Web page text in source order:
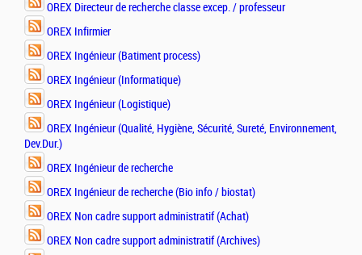
OREX Directeur de recherche classe excep. / professeur
OREX Infirmier
OREX Ingénieur (Batiment process)
OREX Ingénieur (Informatique)
OREX Ingénieur (Logistique)
OREX Ingénieur (Qualité, Hygiène, Sécurité, Sureté, Environnement,
Dev.Dur.)
OREX Ingénieur de recherche
OREX Ingénieur de recherche (Bio info / biostat)
OREX Non cadre support administratif (Achat)
OREX Non cadre support administratif (Archives)